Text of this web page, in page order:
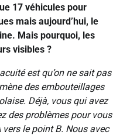
17 véhicules pour
mais aujourd’hui, le
Mais pourquoi, les
visibles ?
est qu’on ne sait pas
des embouteillages
Déjà, vous qui avez
des problèmes pour vous
le point B. Nous avec